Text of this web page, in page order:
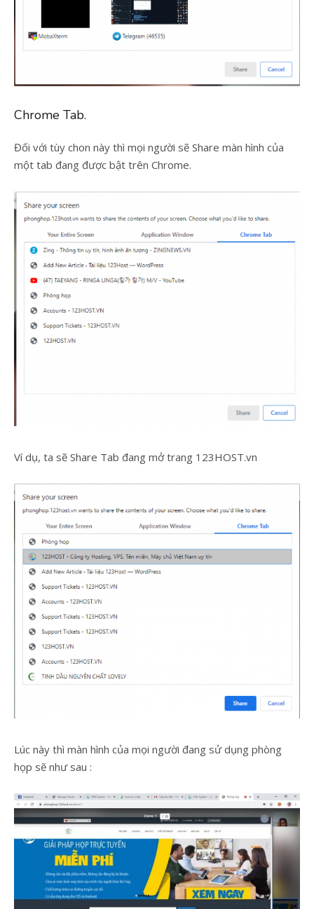
Chrome Tab.
Đối với tùy chon này thì mọi người sẽ Share màn hình của
một tab đang được bật trên Chrome.
Ví dụ, ta sẽ Share Tab đang mở trang 123HOST.vn
Lúc này thì màn hình của mọi người đang sử dụng phòng
họp sẽ như sau :